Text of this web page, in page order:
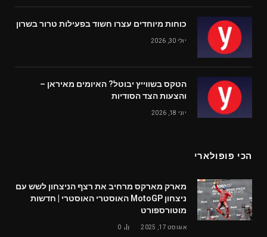
כוחות מיוחדים עצרו חשוד בפעילות טרור בשרון
יולי 30, 2026
הטקס בשווייץ יבוטל? האיומים מאיראן –
והצעות הצד הסודיות
יוני 18, 2026
הכי פופולארי
מארק מארקס מרחיב את רצף הניצחון לשש עם
ניצחון MotoGP האוסטרי האוסטרי | חדשות
מוטורספורט
אוגוסט 17, 2025 0